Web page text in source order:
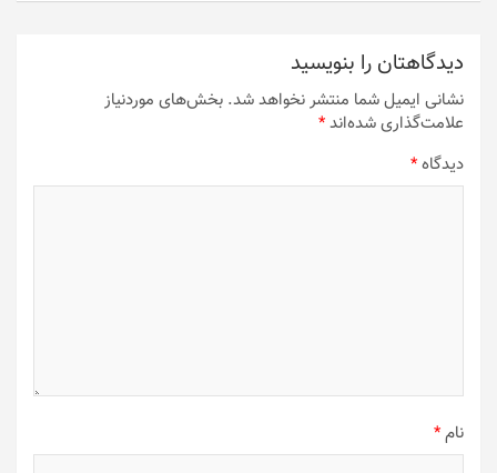
دیدگاهتان را بنویسید
نشانی ایمیل شما منتشر نخواهد شد. بخش‌های موردنیاز
علامت‌گذاری شده‌اند*
دیدگاه*
نام*